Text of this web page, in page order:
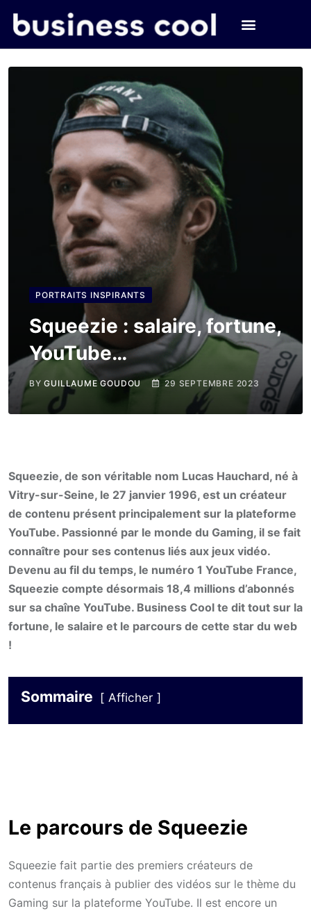
PORTRAITS INSPIRANTS
Squeezie : salaire, fortune,
YouTube…
BYGUILLAUME GOUDOU 29 SEPTEMBRE 2023
Squeezie, de son véritable nom Lucas Hauchard, né à
Vitry-sur-Seine, le 27 janvier 1996, est un créateur
de contenu présent principalement sur la plateforme
YouTube. Passionné par le monde du Gaming, il se fait
connaître pour ses contenus liés aux jeux vidéo.
Devenu au fil du temps, le numéro 1 YouTube France,
Squeezie compte désormais 18,4 millions d’abonnés
sur sa chaîne YouTube. Business Cool te dit tout sur la
fortune, le salaire et le parcours de cette star du web
!
Sommaire Afficher
Le parcours de Squeezie
Squeezie fait partie des premiers créateurs de
contenus français à publier des vidéos sur le thème du
Gaming sur la plateforme YouTube. Il est encore un